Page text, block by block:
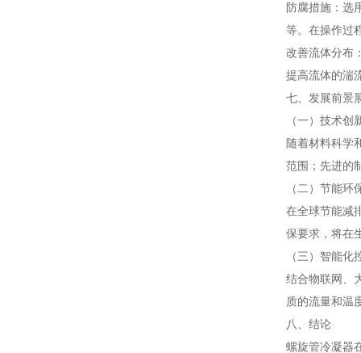
防腐措施：选
等。在操作过
改善流体分布
提高流体的湍
七、发展前景
（一）技术创
随着材料科学
范围；先进的
（二）节能
在全球节能减
保要求，将在
（三）智能化
结合物联网、
质的流量和温
八、结论
螺旋管冷凝器